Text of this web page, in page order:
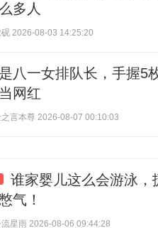
多人
2026-08-03 14:25:20
八一女排队长，手握5
网红
言本尊 2026-08-07 00:10:03
谁家婴儿这么会游泳
气！
星雨 2026-08-06 09:44:28